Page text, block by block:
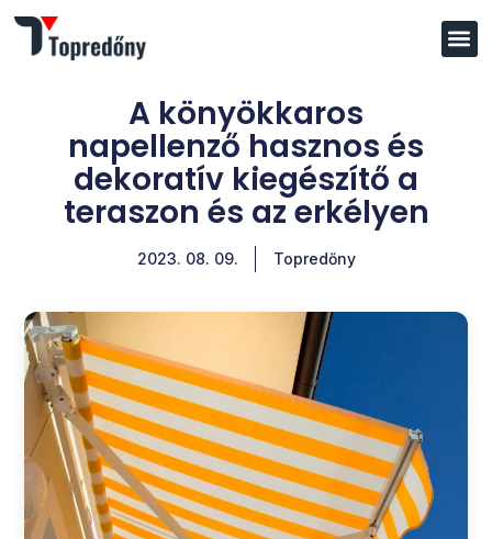
A könyökkaros
napellenző hasznos és
dekoratív kiegészítő a
teraszon és az erkélyen
2023. 08. 09. Topredőny